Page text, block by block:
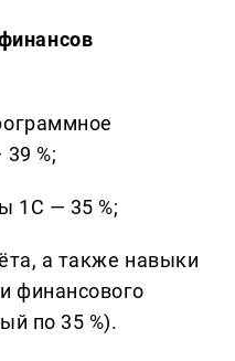
%;
1С — 35 %;
а также навыки
финансового
по 35 %).